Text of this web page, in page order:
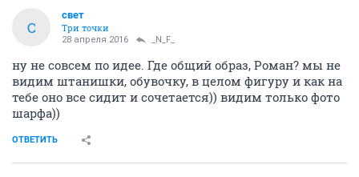
С
свет
Три точки
28 апреля 2016 _N_F_
ну не совсем по идее. Где общий образ, Роман? мы не
видим штанишки, обувочку, в целом фигуру и как на
тебе оно все сидит и сочетается)) видим только фото
шарфа))
ОТВЕТИТЬ